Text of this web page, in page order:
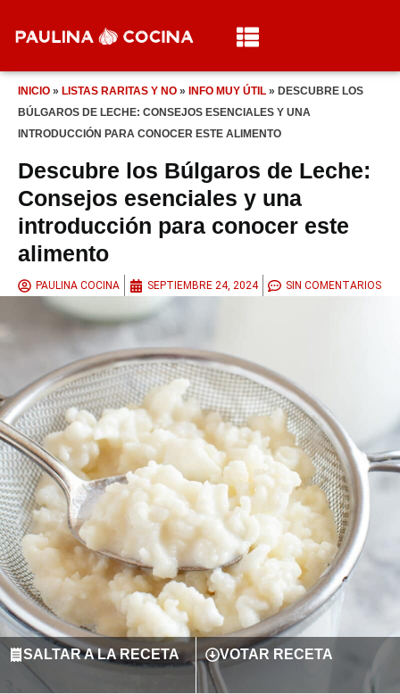
INICIO » LISTAS RARITAS Y NO » INFO MUY ÚTIL » DESCUBRE LOS
BÚLGAROS DE LECHE: CONSEJOS ESENCIALES Y UNA
INTRODUCCIÓN PARA CONOCER ESTE ALIMENTO
Descubre los Búlgaros de Leche:
Consejos esenciales y una
introducción para conocer este
alimento
PAULINA COCINA SEPTIEMBRE 24, 2024 SIN COMENTARIOS
SALTAR A LA RECETA VOTAR RECETA